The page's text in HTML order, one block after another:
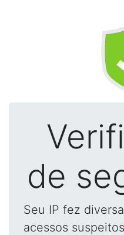
de
Seu IP fez
acessos